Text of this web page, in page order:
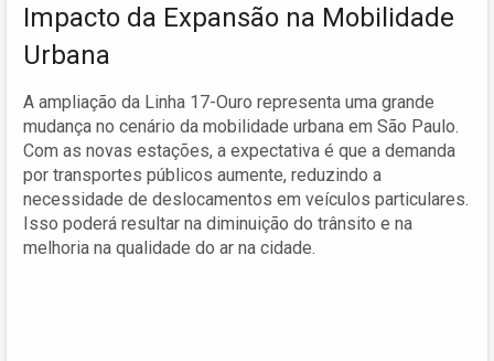
Impacto da Expansão na Mobilidade
Urbana
A ampliação da Linha 17-Ouro representa uma grande
mudança no cenário da mobilidade urbana em São Paulo.
Com as novas estações, a expectativa é que a demanda
por transportes públicos aumente, reduzindo a
necessidade de deslocamentos em veículos particulares.
Isso poderá resultar na diminuição do trânsito e na
melhoria na qualidade do ar na cidade.